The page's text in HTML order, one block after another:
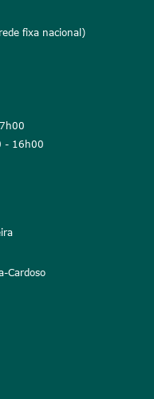
fixa nacional)
- 16h00
Cardoso